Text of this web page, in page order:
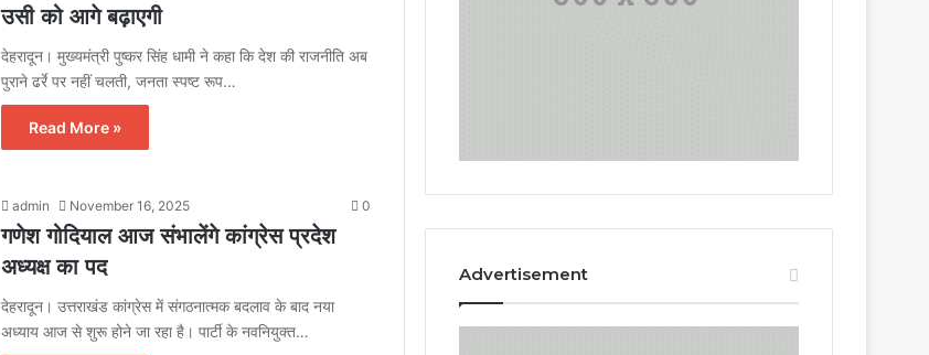
उसी को आगे बढ़ाएगी
देहरादून। मुख्यमंत्री पुष्कर सिंह धामी ने कहा कि देश की राजनीति अब
पुराने ढर्रे पर नहीं चलती, जनता स्पष्ट रूप…
Read More »
admin November 16, 2025 0
गणेश गोदियाल आज संभालेंगे कांग्रेस प्रदेश
अध्यक्ष का पद
देहरादून। उत्तराखंड कांग्रेस में संगठनात्मक बदलाव के बाद नया
अध्याय आज से शुरू होने जा रहा है। पार्टी के नवनियुक्त…
Advertisement